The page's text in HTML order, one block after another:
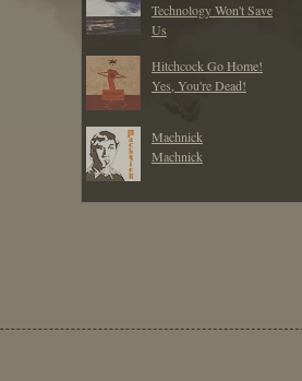
Technology Won't Save
Us
Hitchcock Go Home!
Yes, You're Dead!
Machnick
Machnick